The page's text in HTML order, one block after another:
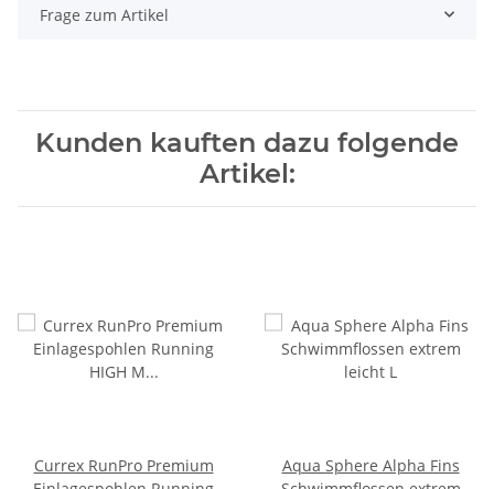
Frage zum Artikel
Kunden kauften dazu folgende
Artikel:
Currex RunPro Premium
Aqua Sphere Alpha Fins